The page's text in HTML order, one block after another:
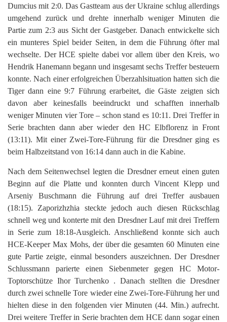
Dumcius mit 2:0. Das Gastteam aus der Ukraine schlug allerdings
umgehend zurück und drehte innerhalb weniger Minuten die
Partie zum 2:3 aus Sicht der Gastgeber. Danach entwickelte sich
ein munteres Spiel beider Seiten, in dem die Führung öfter mal
wechselte. Der HCE spielte dabei vor allem über den Kreis, wo
Hendrik Hanemann begann und insgesamt sechs Treffer besteuern
konnte. Nach einer erfolgreichen Überzahlsituation hatten sich die
Tiger dann eine 9:7 Führung erarbeitet, die Gäste zeigten sich
davon aber keinesfalls beeindruckt und schafften innerhalb
weniger Minuten vier Tore – schon stand es 10:11. Drei Treffer in
Serie brachten dann aber wieder den HC Elbflorenz in Front
(13:11). Mit einer Zwei-Tore-Führung für die Dresdner ging es
beim Halbzeitstand von 16:14 dann auch in die Kabine.
Nach dem Seitenwechsel legten die Dresdner erneut einen guten
Beginn auf die Platte und konnten durch Vincent Klepp und
Arseniy Buschmann die Führung auf drei Treffer ausbauen
(18:15). Zaporizhzhia steckte jedoch auch diesen Rückschlag
schnell weg und konterte mit den Dresdner Lauf mit drei Treffern
in Serie zum 18:18-Ausgleich. Anschließend konnte sich auch
HCE-Keeper Max Mohs, der über die gesamten 60 Minuten eine
gute Partie zeigte, einmal besonders auszeichnen. Der Dresdner
Schlussmann parierte einen Siebenmeter gegen HC Motor-
Toptorschütze Ihor Turchenko . Danach stellten die Dresdner
durch zwei schnelle Tore wieder eine Zwei-Tore-Führung her und
hielten diese in den folgenden vier Minuten (44. Min.) aufrecht.
Drei weitere Treffer in Serie brachten dem HCE dann sogar einen